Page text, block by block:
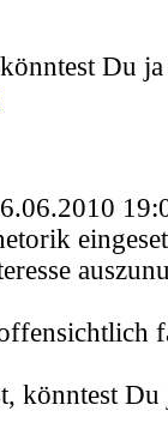
Du ja
könntest Du